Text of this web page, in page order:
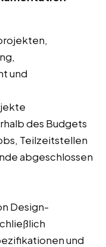
und
des Budgets
Teilzeitstellen
abgeschlossen
Design-
und